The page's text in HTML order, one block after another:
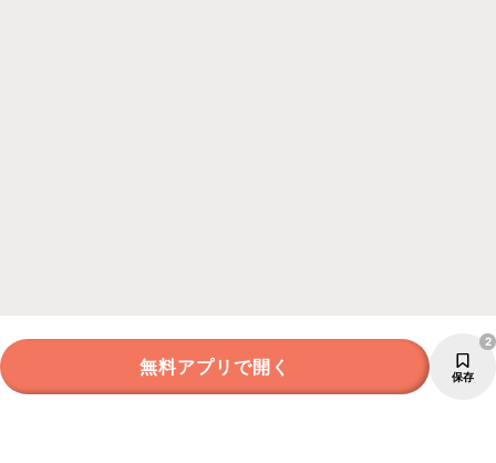
無料アプリで開く 保存
2